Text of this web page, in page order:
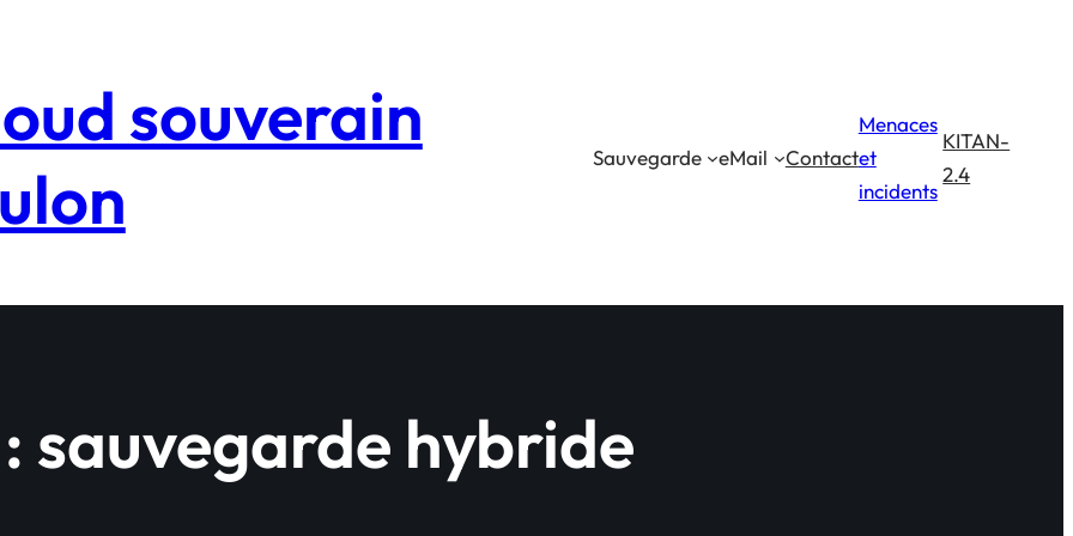
souverain
Sauvegarde eMail Contact
Menaces
et
incidents
KITAN-
2.4
sauvegarde hybride